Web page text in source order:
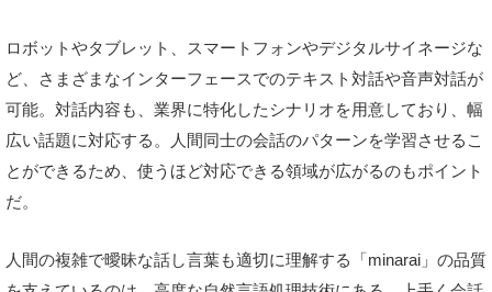
ロボットやタブレット、スマートフォンやデジタルサイネージな
ど、さまざまなインターフェースでのテキスト対話や音声対話が
可能。対話内容も、業界に特化したシナリオを用意しており、幅
広い話題に対応する。人間同士の会話のパターンを学習させるこ
とができるため、使うほど対応できる領域が広がるのもポイント
だ。
人間の複雑で曖昧な話し言葉も適切に理解する「minarai」の品質